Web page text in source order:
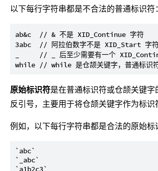
以下每行字符串都是不合法的普通标识符：
ab&c  // & 不是 XID_Continue 字符
3abc  // 阿拉伯数字不是 XID_Start 字符
_     // _ 后至少需要有一个
原始标识符是在普通标识符或仓颉关键
反引号，主要用于将仓颉关键字作为标识
例如，以下每行字符串都是合法的原始标
`abc`
`_abc`
`a1b2c3`